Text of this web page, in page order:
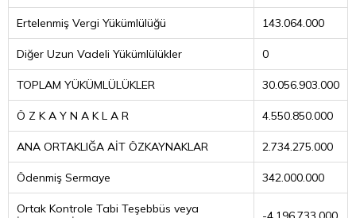
Ertelenmiş Vergi Yükümlülüğü 143.064.000
Diğer Uzun Vadeli Yükümlülükler 0
TOPLAM YÜKÜMLÜLÜKLER 30.056.903.000
Ö Z K A Y N A K L A R 4.550.850.000
ANA ORTAKLIĞA AİT ÖZKAYNAKLAR 2.734.275.000
Ödenmiş Sermaye 342.000.000
Ortak Kontrole Tabi Teşebbüs veya